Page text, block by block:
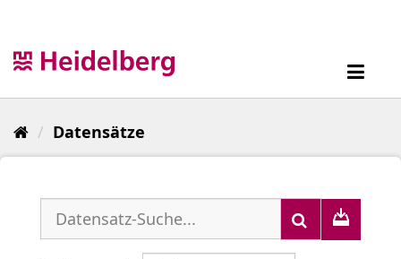
Datensätze